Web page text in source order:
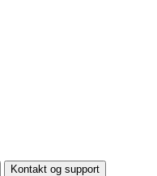
Kontakt og support